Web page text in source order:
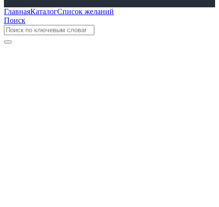
ГлавнаяКаталогСписок желаний
Поиск